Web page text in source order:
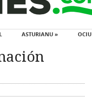
ASTURIANU » OCIU